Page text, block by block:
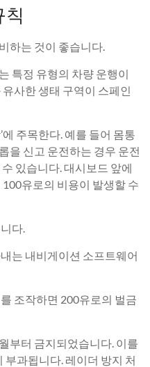
칙
하는 것이 좋습니다.
특정 유형의 차량 운행이
사한 생태 구역이 스페인
주목한다. 예를 들어 몸통
을 신고 운전하는 경우 운전
있습니다. 대시보드 앞에
유로의 비용이 발생할 수
다.
는 내비게이션 소프트웨어
조작하면 200유로의 벌금
부터 금지되었습니다. 이를
과됩니다. 레이더 방지 처